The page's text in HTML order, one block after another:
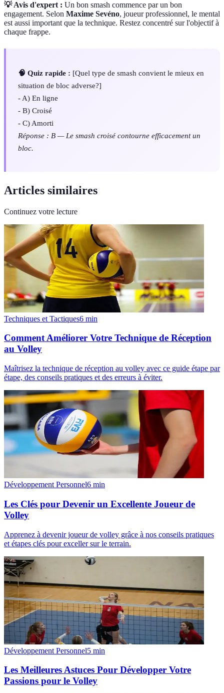
💡 Avis d'expert : Un bon smash commence par un bon
engagement. Selon Maxime Sevéno, joueur professionnel, le mental
est aussi important que la technique. Restez concentré sur l'objectif à
chaque frappe.
🧠 Quiz rapide : [Quel type de smash convient le mieux en
situation de bloc adverse?]
- A) En ligne
- B) Croisé
- C) Amorti
Réponse : B — Le smash croisé contourne efficacement un
bloc.
Articles similaires
Continuez votre lecture
Techniques et Tactiques6 min
Comment Améliorer Votre Technique de Réception
au Volley
Maîtrisez la technique de réception au volley avec ce guide étape par
étape, des conseils pratiques et des erreurs à éviter.
Développement Personnel6 min
Les Clés pour Devenir un Excellente Joueur de
Volley
Apprenez à devenir joueur de volley grâce à nos conseils pratiques
et étapes clés pour exceller sur le terrain.
Développement Personnel5 min
Les Meilleures Astuces Pour Développer Votre
Passions pour le Volley